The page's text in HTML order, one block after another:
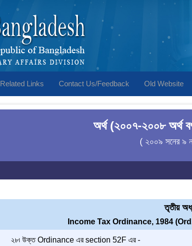
Related Links Contact Us/Feedback Old Website
অর্থ (২০০৭-২০০৮ অর্থ
( ২০০৯ সনের ৯
তৃতীয়
Income Tax Ordinance, 1984
২৮৷ উক্ত Ordinance এর section 52F এর -